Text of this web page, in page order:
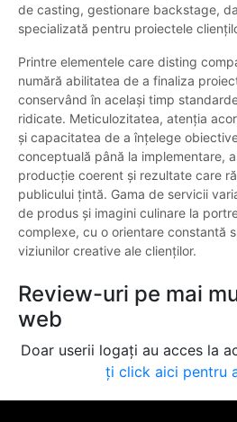
de casting, gestionare backstage,
specializată pentru proiectele
Printre elementele care disting
numără abilitatea de a finaliza
conservând în același timp
ridicate. Meticulozitatea, atenția
și capacitatea de a înțelege
conceptuală până la implementare,
producție coerent și rezultate care
publicului țintă. Gama de servicii
de produs și imagini culinare la
complexe, cu o orientare constantă
viziunilor creative ale clienților.
Review-uri pe mai
web
Doar userii logați au acces la
ți click aici pentru